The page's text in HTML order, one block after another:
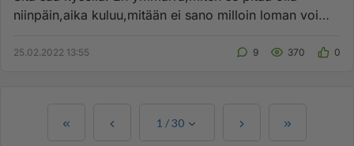
niinpäin,aika kuluu,mitään ei sano milloin loman voi
25.02.2022 13:55 9 370 0
1 /30